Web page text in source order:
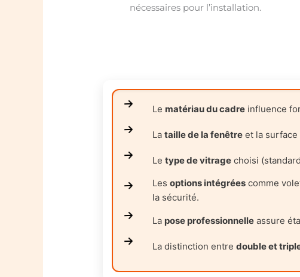
nécessaires pour l’installation.
Le matériau du cadre influence
Lataille de la fenêtre et la
Letype de vitrage choisi
Lesoptions intégrées comme
la sécurité.
La pose professionnelle assure
La distinction entredouble et